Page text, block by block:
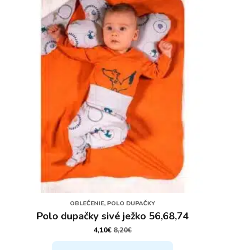
si
môžete
vybrať
na
stránke
OBLEČENIE, POLO DUPAČKY
Polo dupačky sivé ježko 56,68,74
8,20€
PÔVODNÁ
CENA
4,10€ AKTUÁLNA
CENA
Tento